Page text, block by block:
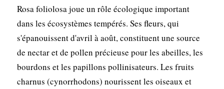
Rosa foliolosa joue un rôle écologique important
dans les écosystèmes tempérés. Ses fleurs, qui
s'épanouissent d'avril à août, constituent une source
de nectar et de pollen précieuse pour les abeilles, les
bourdons et les papillons pollinisateurs. Les fruits
charnus (cynorrhodons) nourissent les oiseaux et